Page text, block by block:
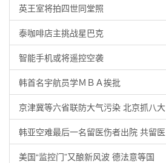
英王室将拍四世同堂照
泰咖啡店主挑战星巴克
智能手机或将遥控空袭
韩首名宇航员学ＭＢＡ挨批
京津冀等六省联防大气污染 北京抓八大
韩亚空难最后一名留医伤者出院 共留医
美国“监控门”又酿新风波 德法意等国